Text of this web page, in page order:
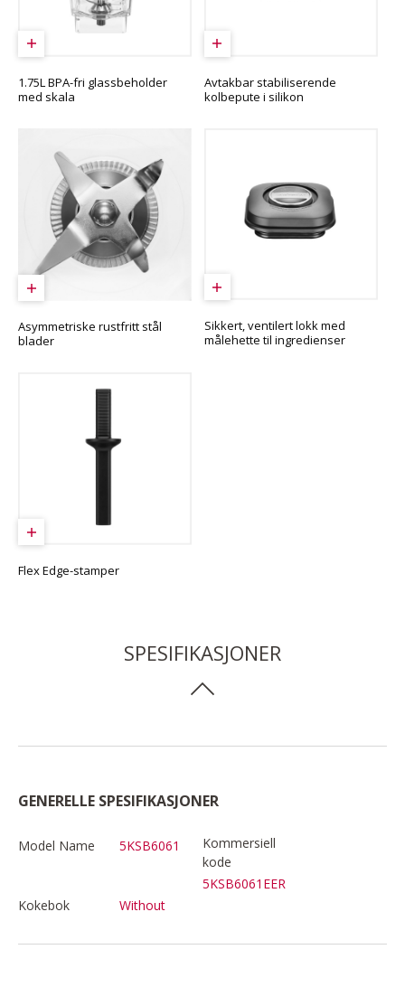
1.75L BPA-fri glassbeholder
med skala
Avtakbar stabiliserende
kolbepute i silikon
Asymmetriske rustfritt stål
blader
Sikkert, ventilert lokk med
målehette til ingredienser
Flex Edge-stamper
SPESIFIKASJONER
GENERELLE SPESIFIKASJONER
Model Name 5KSB6061
Kommersiell
kode
5KSB6061EER
Kokebok
Without